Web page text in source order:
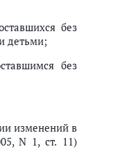
без
детьми;
без
изменений в
N 1, ст. 11)